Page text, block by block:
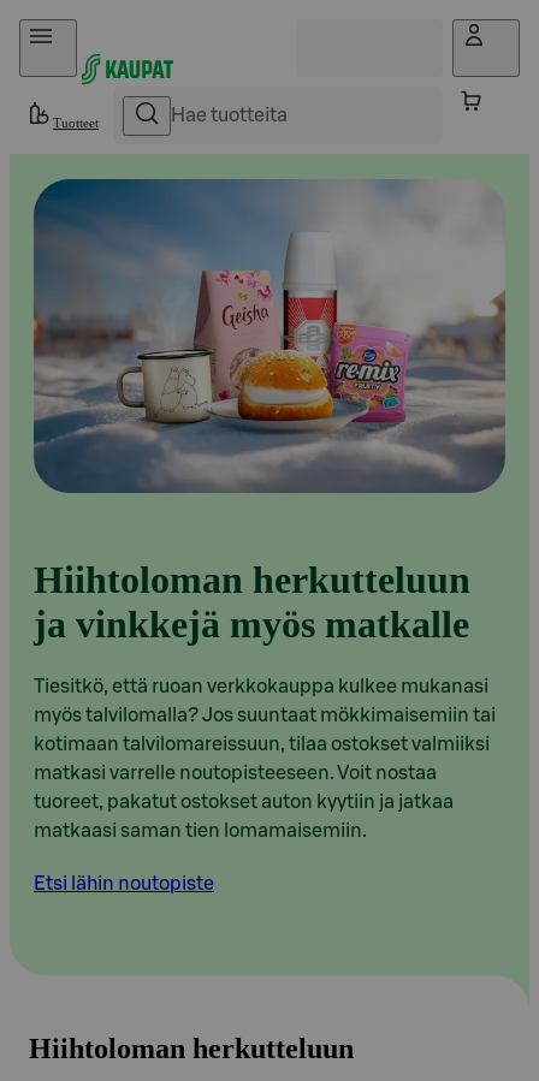
Hyppää sisältöön
Tuotteet
Hiihtoloman herkutteluun
ja vinkkejä myös matkalle
Tiesitkö, että ruoan verkkokauppa kulkee mukanasi
myös talvilomalla? Jos suuntaat mökkimaisemiin tai
kotimaan talvilomareissuun, tilaa ostokset valmiiksi
matkasi varrelle noutopisteeseen. Voit nostaa
tuoreet, pakatut ostokset auton kyytiin ja jatkaa
matkaasi saman tien lomamaisemiin.
Etsi lähin noutopiste
Hiihtoloman herkutteluun